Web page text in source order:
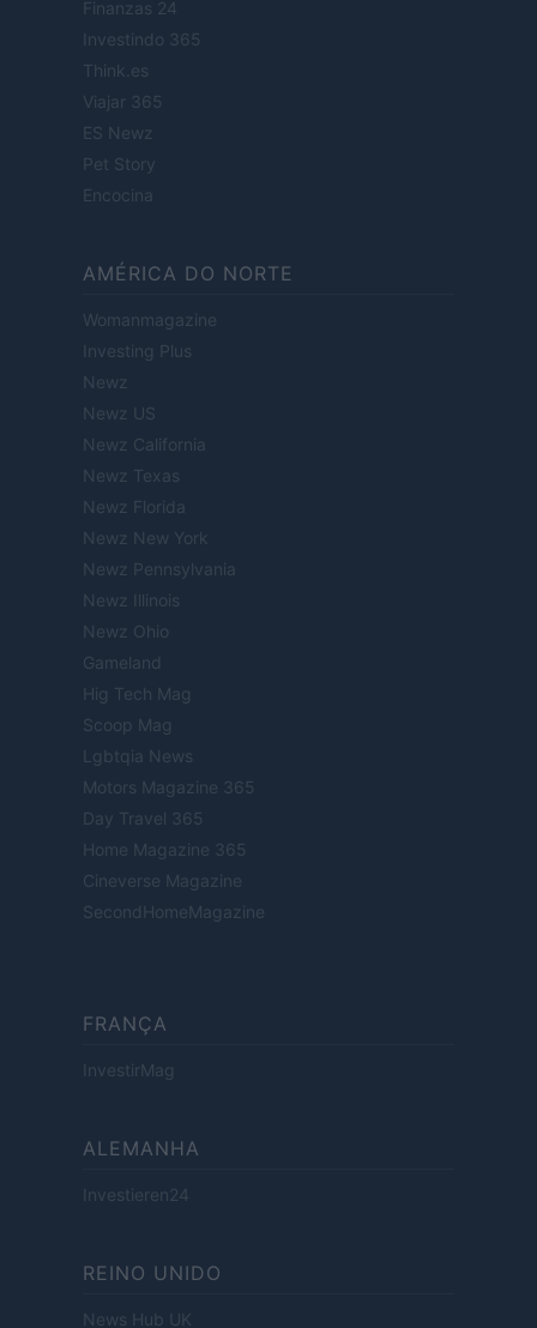
Finanzas 24
Investindo 365
Think.es
Viajar 365
ES Newz
Pet Story
Encocina
AMÉRICA DO NORTE
Womanmagazine
Investing Plus
Newz
Newz US
Newz California
Newz Texas
Newz Florida
Newz New York
Newz Pennsylvania
Newz Illinois
Newz Ohio
Gameland
Hig Tech Mag
Scoop Mag
Lgbtqia News
Motors Magazine 365
Day Travel 365
Home Magazine 365
Cineverse Magazine
SecondHomeMagazine
FRANÇA
InvestirMag
ALEMANHA
Investieren24
REINO UNIDO
News Hub UK